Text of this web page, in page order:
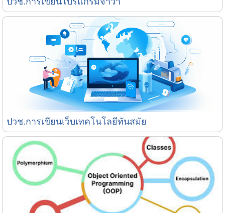
ปวช.การเขียนเว็บเทคโนโลยีทันสมัย
ปวช.การเขียนเว็บเทคโนโลยีทันสมัย